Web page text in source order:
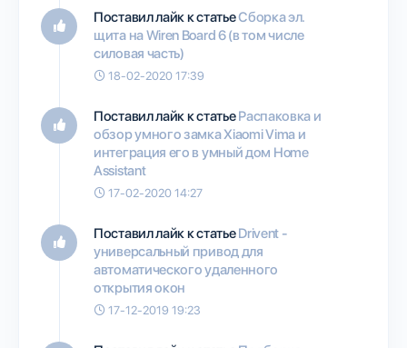
Поставил лайк к статьеСборка эл.
щита на Wiren Board 6 (в том числе
силовая часть)
18-02-2020 17:39
Поставил лайк к статьеРаспаковка и
обзор умного замка Xiaomi Vima и
интеграция его в умный дом Home
Assistant
17-02-2020 14:27
Поставил лайк к статьеDrivent -
универсальный привод для
автоматического удаленного
открытия окон
17-12-2019 19:23